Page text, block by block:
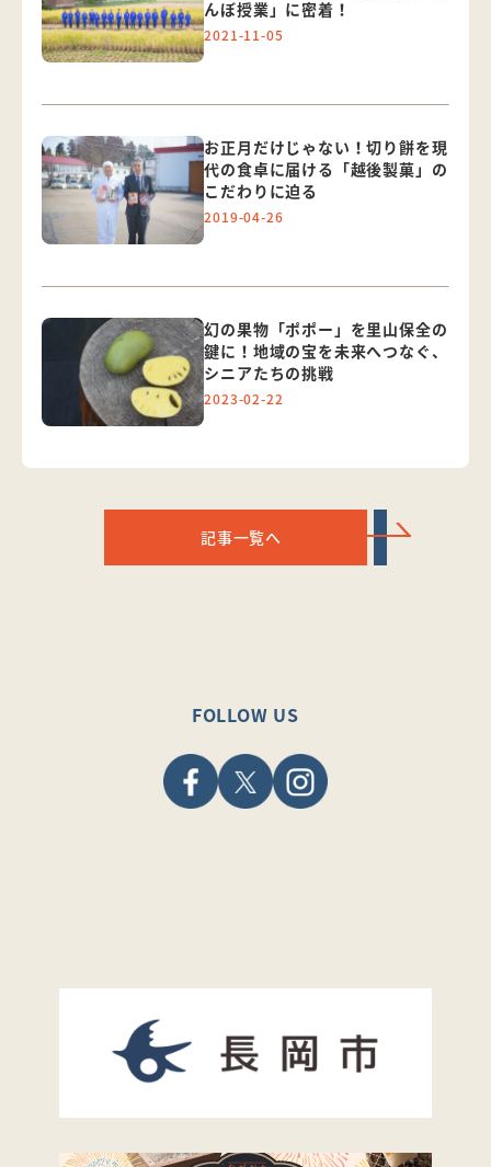
んぼ授業」に密着！
2021-11-05
お正月だけじゃない！切り餅を現
代の食卓に届ける「越後製菓」の
こだわりに迫る
2019-04-26
幻の果物「ポポー」を里山保全の
鍵に！地域の宝を未来へつなぐ、
シニアたちの挑戦
2023-02-22
記事一覧へ
FOLLOW US